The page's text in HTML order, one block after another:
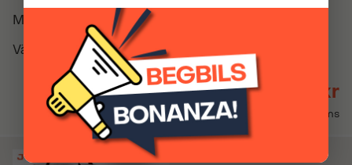
Miltal
Växellåda
Automatisk
418 625 kr
Inkl. moms